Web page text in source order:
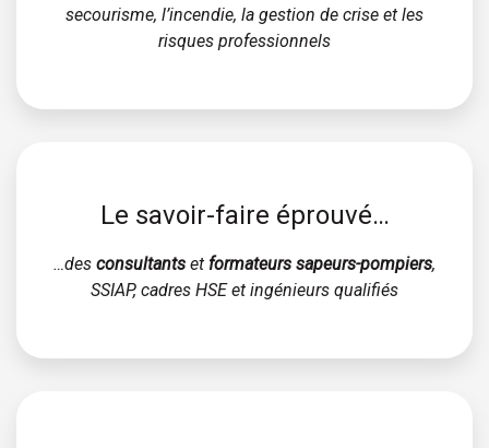
secourisme, l’incendie, la gestion de crise et les
risques professionnels
Le savoir-faire éprouvé…
…des consultants et formateurs sapeurs-pompiers,
SSIAP, cadres HSE et ingénieurs qualifiés